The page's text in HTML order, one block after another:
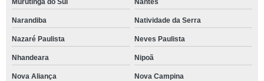
Murutinga do Sul Nantes
Narandiba Natividade da Serra
Nazaré Paulista Neves Paulista
Nhandeara Nipoã
Nova Aliança Nova Campina